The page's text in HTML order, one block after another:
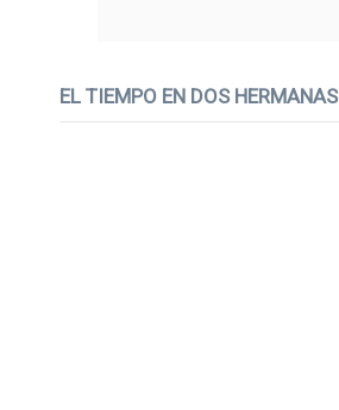
EL TIEMPO EN DOS HERMANAS